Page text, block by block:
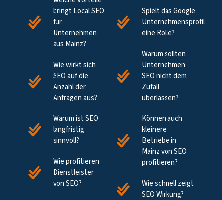
bringt Local SEO
für
Unternehmen
aus Mainz?
Wie wirkt sich
SEO auf die
Anzahl der
Anfragen aus?
Warum ist SEO
langfristig
sinnvoll?
Wie profitieren
Dienstleister
von SEO?
Spielt das Google
Unternehmensprofil
eine Rolle?
Warum sollten
Unternehmen
SEO nicht dem
Zufall
überlassen?
Können auch
kleinere
Betriebe in
Mainz von SEO
profitieren?
Wie schnell zeigt
SEO Wirkung?